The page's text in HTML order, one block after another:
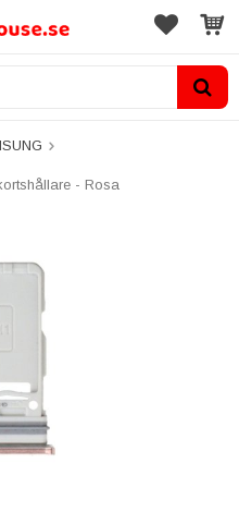
- Rosa